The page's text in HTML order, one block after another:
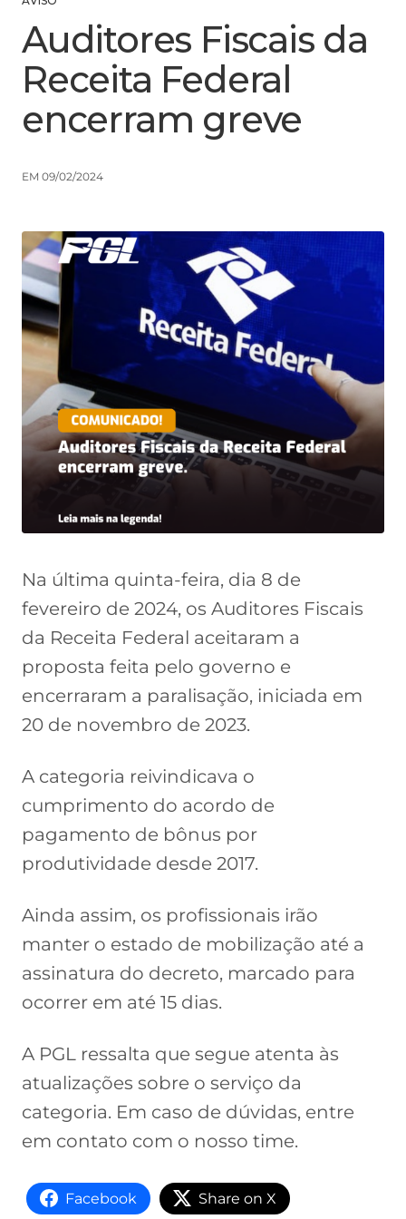
Auditores Fiscais da
Receita Federal
encerram greve
EM 09/02/2024
Na última quinta-feira, dia 8 de
fevereiro de 2024, os Auditores Fiscais
da Receita Federal aceitaram a
proposta feita pelo governo e
encerraram a paralisação, iniciada em
20 de novembro de 2023.
A categoria reivindicava o
cumprimento do acordo de
pagamento de bônus por
produtividade desde 2017.
Ainda assim, os profissionais irão
manter o estado de mobilização até a
assinatura do decreto, marcado para
ocorrer em até 15 dias.
A PGL ressalta que segue atenta às
atualizações sobre o serviço da
categoria. Em caso de dúvidas, entre
em contato com o nosso time.
Facebook Share on X